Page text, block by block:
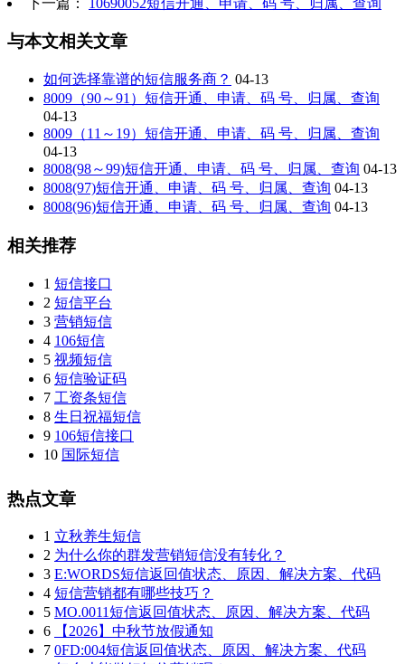
与本文相关文章
如何选择靠谱的短信服务商？ 04-13
8009（90～91）短信开通、申请、码 号、归属、查询
04-13
8009（11～19）短信开通、申请、码 号、归属、查询
04-13
8008(98～99)短信开通、申请、码 号、归属、查询 04-13
8008(97)短信开通、申请、码 号、归属、查询 04-13
8008(96)短信开通、申请、码 号、归属、查询 04-13
相关推荐
1 短信接口
2 短信平台
3 营销短信
4 106短信
5 视频短信
6 短信验证码
7 工资条短信
8 生日祝福短信
9 106短信接口
10 国际短信
热点文章
1 立秋养生短信
2 为什么你的群发营销短信没有转化？
3 E:WORDS短信返回值状态、原因、解决方案、代码
4 短信营销都有哪些技巧？
5 MO.0011短信返回值状态、原因、解决方案、代码
6
【2026】中秋节放假通知
7 0FD:004短信返回值状态、原因、解决方案、代码